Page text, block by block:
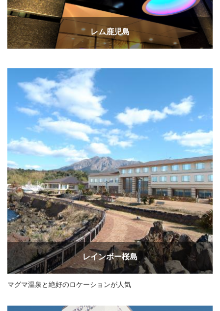
レム鹿児島
レインボー桜島
マグマ温泉と絶好のロケーションが人気